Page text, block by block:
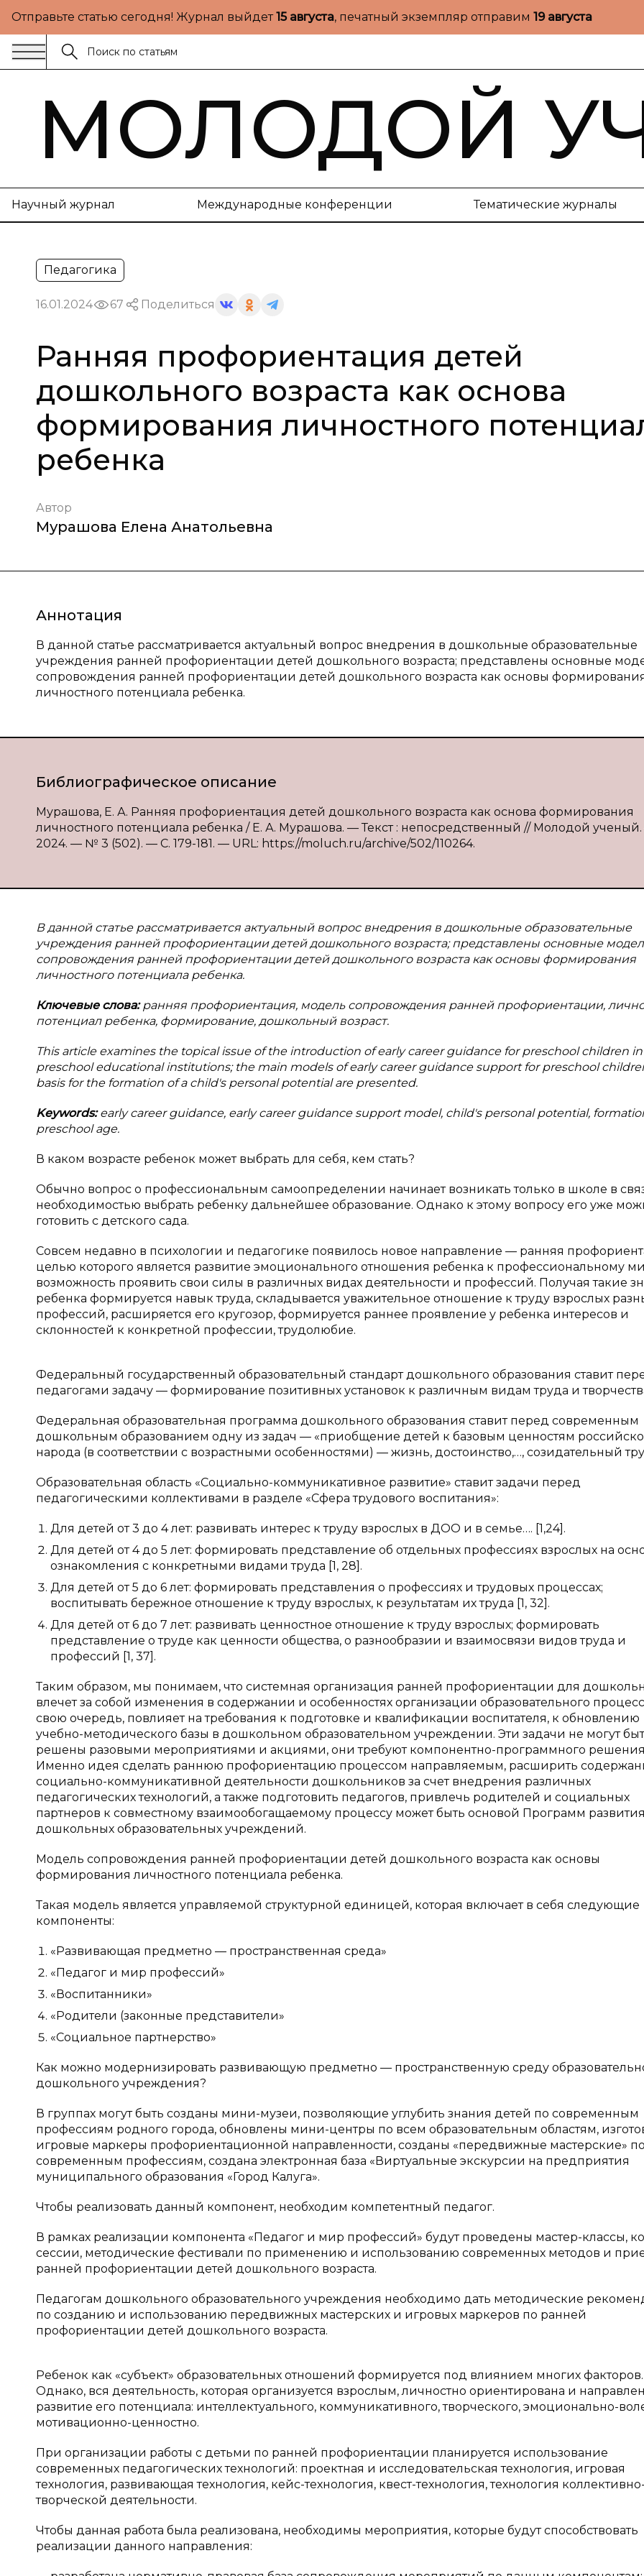
Отправьте статью сегодня! Журнал выйдет15 августа, печатный экземпляр отправим 19 августа
МОЛОДОЙ
Научный журнал Международные конференции Тематические журналы
Педагогика
16.01.2024 67 Поделиться
Ранняя профориентация детей
дошкольного возраста как основа
формирования личностного
ребенка
Автор
Мурашова Елена Анатольевна
Аннотация
В данной статье рассматривается актуальный вопрос внедрения в дошкольные образовательные
учреждения ранней профориентации детей дошкольного возраста; представлены основные
сопровождения ранней профориентации детей дошкольного возраста как основы
личностного потенциала ребенка.
Библиографическое описание
Мурашова, Е. А. Ранняя профориентация детей дошкольного возраста как основа формирования
личностного потенциала ребенка / Е. А. Мурашова. — Текст : непосредственный // Молодой
2024. — № 3 (502). — С. 179-181. — URL: https://moluch.ru/archive/502/110264.
В данной статье рассматривается актуальный вопрос внедрения в дошкольные образовательные
учреждения ранней профориентации детей дошкольного возраста; представлены основные
сопровождения ранней профориентации детей дошкольного возраста как основы формирования
личностного потенциала ребенка.
Ключевые слова:ранняя профориентация, модель сопровождения ранней профориентации,
потенциал ребенка, формирование, дошкольный возраст.
This article examines the topical issue of the introduction of early career guidance for preschool children in
preschool educational institutions; the main models of early career guidance support for preschool
basis for the formation of a child's personal potential are presented.
Keywords:early career guidance, early career guidance support model, child's personal potential,
preschool age.
В каком возрасте ребенок может выбрать для себя, кем стать?
Обычно вопрос о профессиональным самоопределении начинает возникать только в школе в
необходимостью выбрать ребенку дальнейшее образование. Однако к этому вопросу его уже
готовить с детского сада.
Совсем недавно в психологии и педагогике появилось новое направление — ранняя
целью которого является развитие эмоционального отношения ребенка к профессиональному
возможность проявить свои силы в различных видах деятельности и профессий. Получая такие
ребенка формируется навык труда, складывается уважительное отношение к труду взрослых
профессий, расширяется его кругозор, формируется раннее проявление у ребенка интересов и
склонностей к конкретной профессии, трудолюбие.
Федеральный государственный образовательный стандарт дошкольного образования ставит
педагогами задачу — формирование позитивных установок к различным видам труда и
Федеральная образовательная программа дошкольного образования ставит перед современным
дошкольным образованием одну из задач — «приобщение детей к базовым ценностям
народа (в соответствии с возрастными особенностями) — жизнь, достоинство,…, созидательный
Образовательная область «Социально-коммуникативное развитие» ставит задачи перед
педагогическими коллективами в разделе «Сфера трудового воспитания»:
Для детей от 3 до 4 лет: развивать интерес к труду взрослых в ДОО и в семье…. [1,24].
Для детей от 4 до 5 лет: формировать представление об отдельных профессиях взрослых на
ознакомления с конкретными видами труда [1, 28].
Для детей от 5 до 6 лет: формировать представления о профессиях и трудовых процессах;
воспитывать бережное отношение к труду взрослых, к результатам их труда [1, 32].
Для детей от 6 до 7 лет: развивать ценностное отношение к труду взрослых; формировать
представление о труде как ценности общества, о разнообразии и взаимосвязи видов труда и
профессий [1, 37].
Таким образом, мы понимаем, что системная организация ранней профориентации для
влечет за собой изменения в содержании и особенностях организации образовательного
свою очередь, повлияет на требования к подготовке и квалификации воспитателя, к обновлению
учебно-методического базы в дошкольном образовательном учреждении. Эти задачи не могут
решены разовыми мероприятиями и акциями, они требуют компонентно-программного
Именно идея сделать раннюю профориентацию процессом направляемым, расширить
социально-коммуникативной деятельности дошкольников за счет внедрения различных
педагогических технологий, а также подготовить педагогов, привлечь родителей и социальных
партнеров к совместному взаимообогащаемому процессу может быть основой Программ развития
дошкольных образовательных учреждений.
Модель сопровождения ранней профориентации детей дошкольного возраста как основы
формирования личностного потенциала ребенка.
Такая модель является управляемой структурной единицей, которая включает в себя следующие
компоненты:
«Развивающая предметно — пространственная среда»
«Педагог и мир профессий»
«Воспитанники»
«Родители (законные представители»
«Социальное партнерство»
Как можно модернизировать развивающую предметно — пространственную среду
дошкольного учреждения?
В группах могут быть созданы мини-музеи, позволяющие углубить знания детей по современным
профессиям родного города, обновлены мини-центры по всем образовательным областям,
игровые маркеры профориентационной направленности, созданы «передвижные мастерские» по
современным профессиям, создана электронная база «Виртуальные экскурсии на предприятия
муниципального образования «Город Калуга».
Чтобы реализовать данный компонент, необходим компетентный педагог.
В рамках реализации компонента «Педагог и мир профессий» будут проведены мастер-классы,
сессии, методические фестивали по применению и использованию современных методов и
ранней профориентации детей дошкольного возраста.
Педагогам дошкольного образовательного учреждения необходимо дать методические
по созданию и использованию передвижных мастерских и игровых маркеров по ранней
профориентации детей дошкольного возраста.
Ребенок как «субъект» образовательных отношений формируется под влиянием многих факторов.
Однако, вся деятельность, которая организуется взрослым, личностно ориентирована и
развитие его потенциала: интеллектуального, коммуникативного, творческого, эмоционально-
мотивационно-ценностно.
При организации работы с детьми по ранней профориентации планируется использование
современных педагогических технологий: проектная и исследовательская технология, игровая
технология, развивающая технология, кейс-технология, квест-технология, технология коллективно-
творческой деятельности.
Чтобы данная работа была реализована, необходимы мероприятия, которые будут способствовать
реализации данного направления: